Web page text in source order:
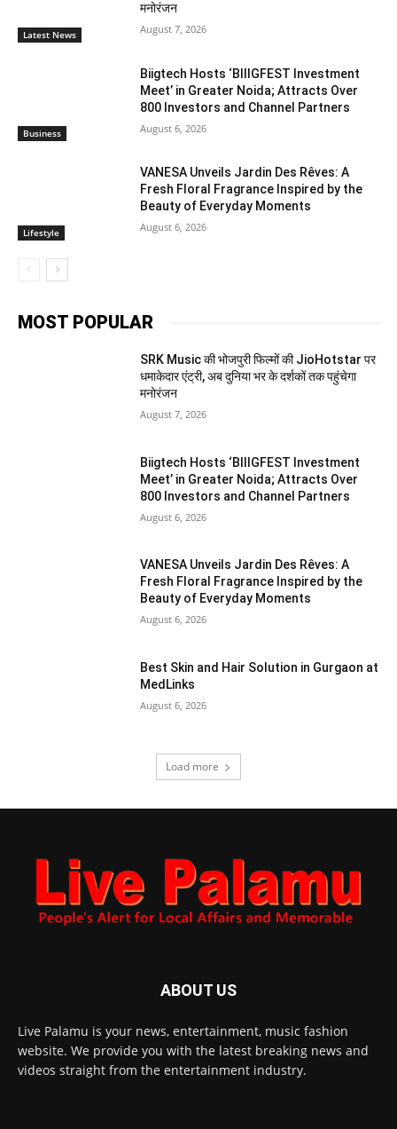
Latest News
मनोरंजन
August 7, 2026
Business
Biigtech Hosts ‘BIIIGFEST Investment
Meet’ in Greater Noida; Attracts Over
800 Investors and Channel Partners
August 6, 2026
Lifestyle
VANESA Unveils Jardin Des Rêves: A
Fresh Floral Fragrance Inspired by the
Beauty of Everyday Moments
August 6, 2026
MOST POPULAR
SRK Music की भोजपुरी फिल्मों की JioHotstar पर
धमाकेदार एंट्री, अब दुनिया भर के दर्शकों तक पहुंचेगा
मनोरंजन
August 7, 2026
Biigtech Hosts ‘BIIIGFEST Investment
Meet’ in Greater Noida; Attracts Over
800 Investors and Channel Partners
August 6, 2026
VANESA Unveils Jardin Des Rêves: A
Fresh Floral Fragrance Inspired by the
Beauty of Everyday Moments
August 6, 2026
Best Skin and Hair Solution in Gurgaon at
MedLinks
August 6, 2026
Load more
ABOUT US
Live Palamu is your news, entertainment, music fashion
website. We provide you with the latest breaking news and
videos straight from the entertainment industry.